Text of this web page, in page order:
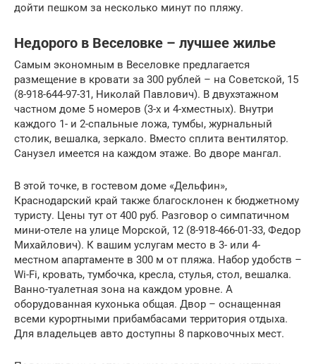
дойти пешком за несколько минут по пляжу.
Недорого в Веселовке – лучшее жилье
Самым экономным в Веселовке предлагается
размещение в кровати за 300 рублей – на Советской, 15
(8-918-644-97-31, Николай Павлович). В двухэтажном
частном доме 5 номеров (3-х и 4-хместных). Внутри
каждого 1- и 2-спальные ложа, тумбы, журнальный
столик, вешалка, зеркало. Вместо сплита вентилятор.
Санузел имеется на каждом этаже. Во дворе мангал.
В этой точке, в гостевом доме «Дельфин»,
Краснодарский край также благосклонен к бюджетному
туристу. Цены тут от 400 руб. Разговор о симпатичном
мини-отеле на улице Морской, 12 (8-918-466-01-33, Федор
Михайлович). К вашим услугам место в 3- или 4-
местном апартаменте в 300 м от пляжа. Набор удобств –
Wi-Fi, кровать, тумбочка, кресла, стулья, стол, вешалка.
Ванно-туалетная зона на каждом уровне. А
оборудованная кухонька общая. Двор – оснащенная
всеми курортными прибамбасами территория отдыха.
Для владельцев авто доступны 8 парковочных мест.